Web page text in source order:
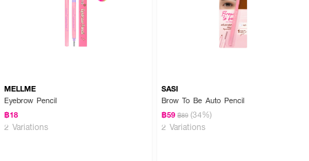
MELLME
Eyebrow Pencil
฿18
2 Variations
SASI
Brow To Be Auto Pencil
฿59 ฿89 (34%)
2 Variations